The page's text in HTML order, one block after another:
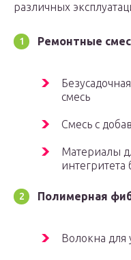
различных
Ремонтные
смесь
Смесь с
Материалы
интегритета
Полимерная
Волокна для